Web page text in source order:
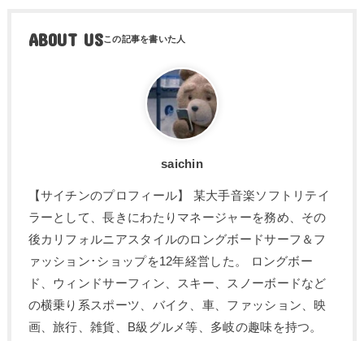
ABOUT US
saichin
【サイチンのプロフィール】 某大手音楽ソフトリテイ
ラーとして、長きにわたりマネージャーを務め、その
後カリフォルニアスタイルのロングボードサーフ＆フ
ァッション･ショップを12年経営した。 ロングボー
ド、ウィンドサーフィン、スキー、スノーボードなど
の横乗り系スポーツ、バイク、車、ファッション、映
画、旅行、雑貨、B級グルメ等、多岐の趣味を持つ。